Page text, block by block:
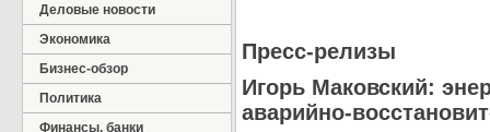
Деловые новости
Экономика
Бизнес-обзор
Политика
Финансы, банки
Пресс-релизы
Игорь Маковский:
аварийно-